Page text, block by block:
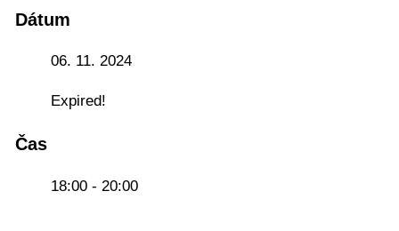
Dátum
06. 11. 2024
Expired!
Čas
18:00 - 20:00